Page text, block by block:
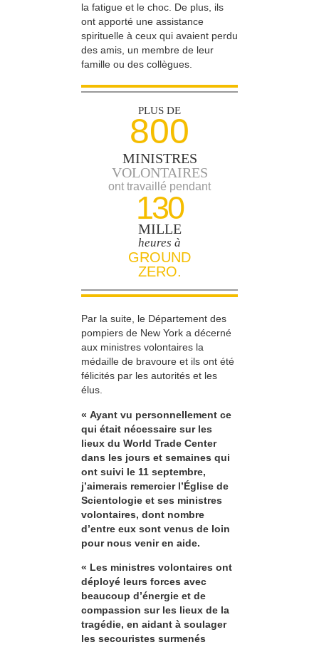
la fatigue et le choc. De plus, ils
ont apporté une assistance
spirituelle à ceux qui avaient perdu
des amis, un membre de leur
famille ou des collègues.
PLUS DE
800
MINISTRES
VOLONTAIRES
ont travaillé pendant
130
MILLE
heures à
GROUND
ZERO.
Par la suite, le Département des
pompiers de New York a décerné
aux ministres volontaires la
médaille de bravoure et ils ont été
félicités par les autorités et les
élus.
« Ayant vu personnellement ce
qui était nécessaire sur les
lieux du World Trade Center
dans les jours et semaines qui
ont suivi le 11 septembre,
j’aimerais remercier l’Église de
Scientologie et ses ministres
volontaires, dont nombre
d’entre eux sont venus de loin
pour nous venir en aide.
« Les ministres volontaires ont
déployé leurs forces avec
beaucoup d’énergie et de
compassion sur les lieux de la
tragédie, en aidant à soulager
les secouristes surmenés